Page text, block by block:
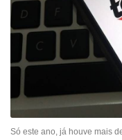
Só este ano, já houve mais